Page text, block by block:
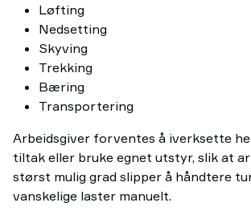
Løfting
Nedsetting
Skyving
Trekking
Bæring
Transportering
Arbeidsgiver forventes å iverksette
tiltak eller bruke egnet utstyr, slik at
størst mulig grad slipper å håndtere
vanskelige laster manuelt.